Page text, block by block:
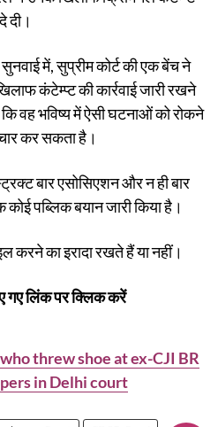
दी।
में, सुप्रीम कोर्ट की एक बेंच ने
कंटेम्प्ट की कार्रवाई जारी रखने
वह भविष्य में ऐसी घटनाओं को रोकने
कर सकता है।
बार एसोसिएशन और न ही बार
पब्लिक बयान जारी किया है।
करने का इरादा रखते हैं या नहीं।
गए लिंक पर क्लिक करें
threw shoe at ex-CJI BR
in Delhi court